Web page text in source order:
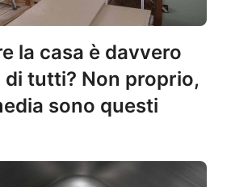
la casa è davvero
tutti? Non proprio,
sono questi